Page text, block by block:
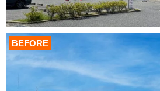
BEFORE